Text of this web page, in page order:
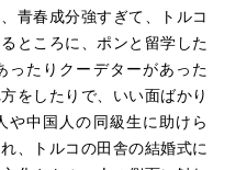
青春成分強すぎて、トルコ
ところに、ポンと留学した
ったりクーデターがあった
をしたりで、いい面ばかり
や中国人の同級生に助けら
、トルコの田舎の結婚式に